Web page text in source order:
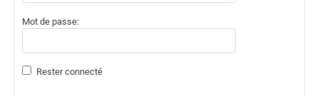
Mot de passe:
Rester connecté